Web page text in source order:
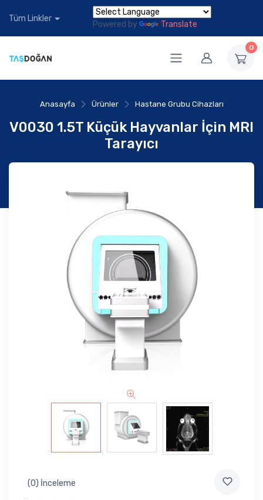
Tüm Linkler
Powered by Translate
0
Anasayfa Ürünler Hastane Grubu Cihazları
V0030 1.5T Küçük Hayvanlar İçin MRI
Tarayıcı
(0) İnceleme